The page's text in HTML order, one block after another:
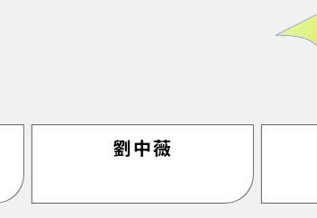
劉中薇